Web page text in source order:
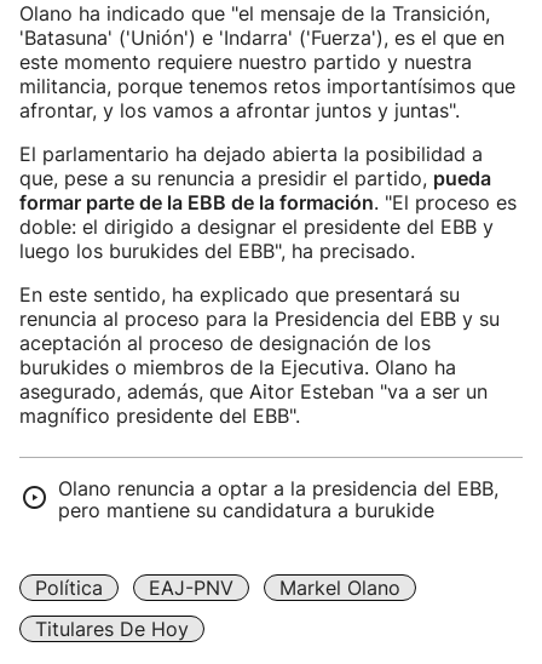
Olano ha indicado que "el mensaje de la Transición,
'Batasuna' ('Unión') e 'Indarra' ('Fuerza'), es el que en
este momento requiere nuestro partido y nuestra
militancia, porque tenemos retos importantísimos que
afrontar, y los vamos a afrontar juntos y juntas".
El parlamentario ha dejado abierta la posibilidad a
que, pese a su renuncia a presidir el partido, pueda
formar parte de la EBB de la formación. "El proceso es
doble: el dirigido a designar el presidente del EBB y
luego los burukides del EBB", ha precisado.
En este sentido, ha explicado que presentará su
renuncia al proceso para la Presidencia del EBB y su
aceptación al proceso de designación de los
burukides o miembros de la Ejecutiva. Olano ha
asegurado, además, que Aitor Esteban "va a ser un
magnífico presidente del EBB".
Olano renuncia a optar a la presidencia del EBB,
pero mantiene su candidatura a burukide
Política EAJ-PNV
Markel Olano
Titulares De Hoy